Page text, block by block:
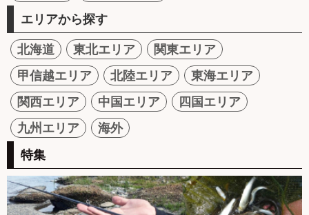
エリアから探す
北海道 東北エリア
関東エリア
甲信越エリア
北陸エリア
東海エリア
関西エリア
中国エリア
四国エリア
九州エリア
海外
特集